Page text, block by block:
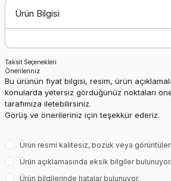
Ürün Bilgisi
Taksit Seçenekleri
Önerileriniz
Bu ürünün fiyat bilgisi, resim, ürün
konularda yetersiz gördüğünüz noktaları
tarafımıza iletebilirsiniz.
Görüş ve önerileriniz için teşekkür ederiz.
Ürün resmi kalitesiz, bozuk veya
Ürün açıklamasında eksik bilgiler bulunuyor.
Ürün bilgilerinde hatalar bulunuyor.